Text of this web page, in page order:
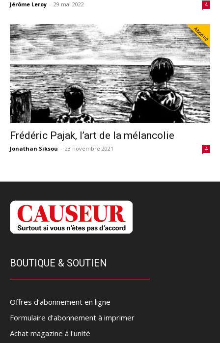
Jérôme Leroy - 29 mai 2022 4
Abonné
Frédéric Pajak, l’art de la mélancolie
Jonathan Siksou - 23 novembre 2021 4
BOUTIQUE & SOUTIEN
Offres d’abonnement en ligne
Formulaire d'abonnement à imprimer
Achat magazine à l'unité